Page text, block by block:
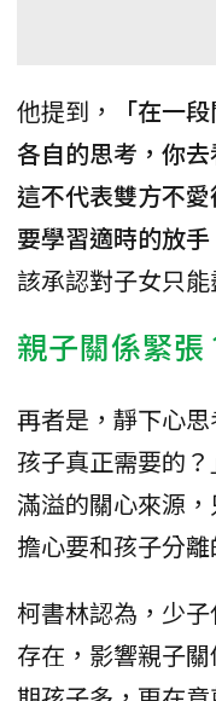
他提到，
「在一
各自的思考，你
這不代表雙方不
要學習適時的放手
該承認對子女只
親子關係緊
再者是，靜下心
孩子真正需要的
滿溢的關心來源
擔心要和孩子分
柯書林認為，少
存在，影響親子